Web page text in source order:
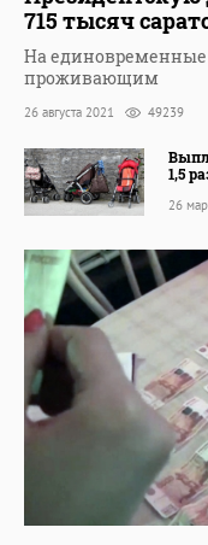
715 тысяч
На
проживающим
26 августа 2021 49239
1,5
26